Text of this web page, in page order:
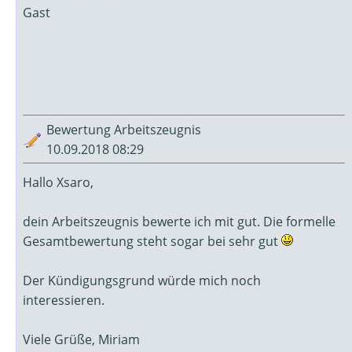
Gast
Bewertung Arbeitszeugnis
10.09.2018 08:29
Hallo Xsaro,
dein Arbeitszeugnis bewerte ich mit gut. Die formelle
Gesamtbewertung steht sogar bei sehr gut
Der Kündigungsgrund würde mich noch
interessieren.
Viele Grüße, Miriam